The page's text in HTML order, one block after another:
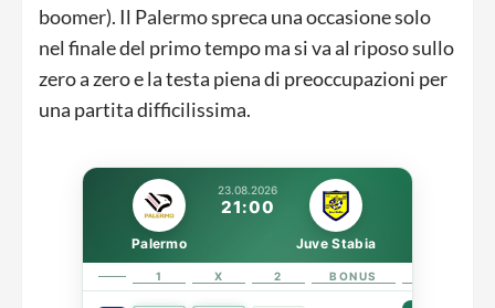
boomer). Il Palermo spreca una occasione solo
nel finale del primo tempo ma si va al riposo sullo
zero a zero e la testa piena di preoccupazioni per
una partita difficilissima.
23.08.2026
21:00
Palermo Juve Stabia
1 X 2 BONUS